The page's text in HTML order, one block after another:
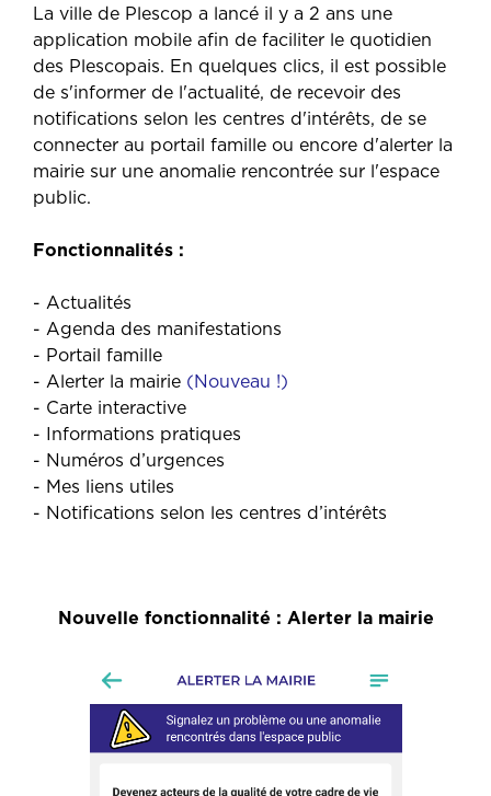
La ville de Plescop a lancé il y a 2 ans une
application mobile afin de faciliter le quotidien
des Plescopais. En quelques clics, il est possible
de s'informer de l'actualité, de recevoir des
notifications selon les centres d'intérêts, de se
connecter au portail famille ou encore d'alerter la
mairie sur une anomalie rencontrée sur l'espace
public.
Fonctionnalités :
- Actualités
- Agenda des manifestations
- Portail famille
- Alerter la mairie (Nouveau !)
- Carte interactive
- Informations pratiques
- Numéros d’urgences
- Mes liens utiles
- Notifications selon les centres d’intérêts
Nouvelle fonctionnalité : Alerter la mairie